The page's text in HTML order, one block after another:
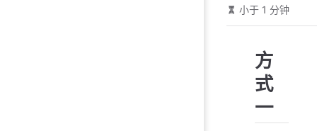
小于 1 分钟
方
式
一